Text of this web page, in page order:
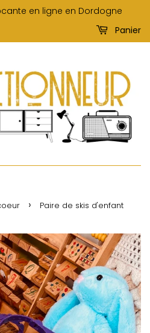
en ligne en Dordogne
Panier
›
Paire de skis d'enfant